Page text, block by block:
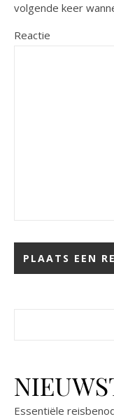
volgende keer
Reactie
Essentiële